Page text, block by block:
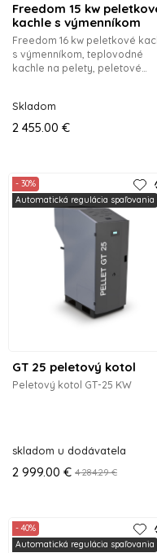
Freedom 15 kw
kachle s výmenníkom
Freedom 16 kw peletkové
s výmenníkom, teplovodné
kachle na pelety, peletové
peletové
Skladom
2 455.00 €
GT 25 peletový kotol
Peletový kotol GT-25 KW
- 30%
Automatická regulácia spaľovania
skladom u dodávatela
2 999.00 € 4 284.29 €
- 40%
Automatická regulácia spaľovania